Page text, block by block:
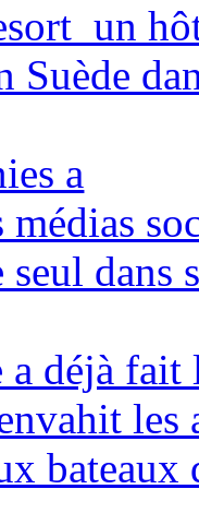
un
Suède
a
médias
dans
a déjà
les
bateaux